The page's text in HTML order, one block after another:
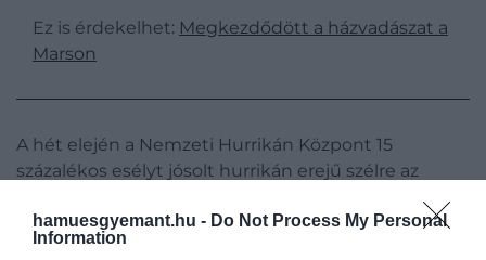
hamuesgyemant.hu - Do Not Process My Personal
Information
Ez is érdekelhet: Megkezdődött a házvadászat a
Marson
A hét elején a Nemzeti Hurrikán Központ 15
százalékos esélyt jósolt hurrikán erejű szélre az
indítóhelyen, ami be is következett. És ez gondot
jelent: bár a NASA kedden azt állította, hogy a nagy
szél várhatóan nem haladja meg az SLS tervezését,